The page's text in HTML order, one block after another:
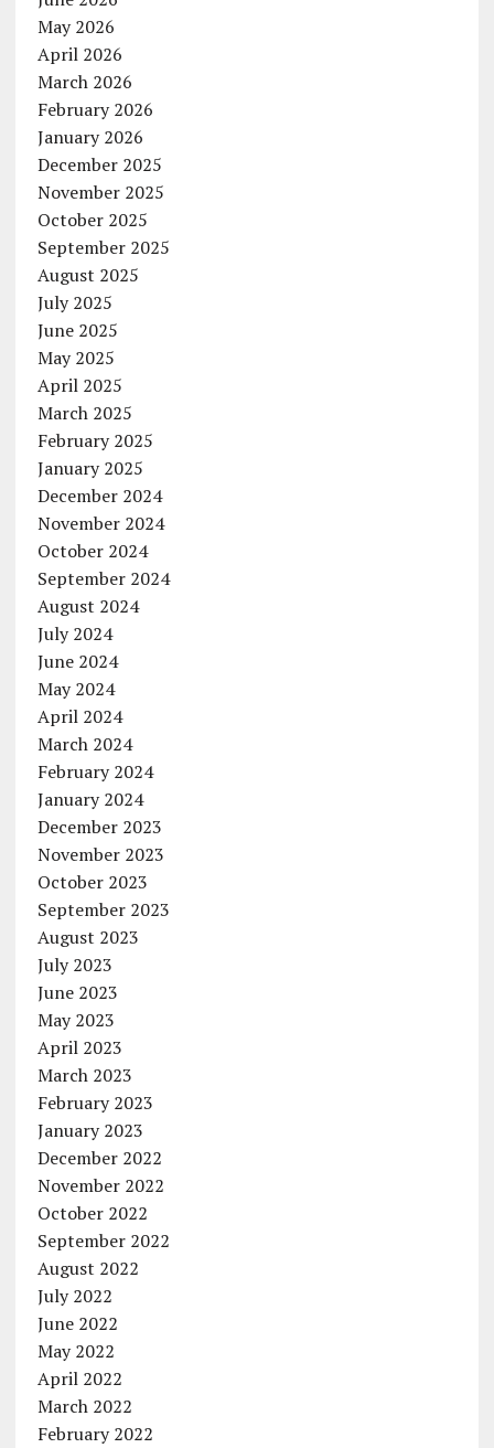
May 2026
April 2026
March 2026
February 2026
January 2026
December 2025
November 2025
October 2025
September 2025
August 2025
July 2025
June 2025
May 2025
April 2025
March 2025
February 2025
January 2025
December 2024
November 2024
October 2024
September 2024
August 2024
July 2024
June 2024
May 2024
April 2024
March 2024
February 2024
January 2024
December 2023
November 2023
October 2023
September 2023
August 2023
July 2023
June 2023
May 2023
April 2023
March 2023
February 2023
January 2023
December 2022
November 2022
October 2022
September 2022
August 2022
July 2022
June 2022
May 2022
April 2022
March 2022
February 2022